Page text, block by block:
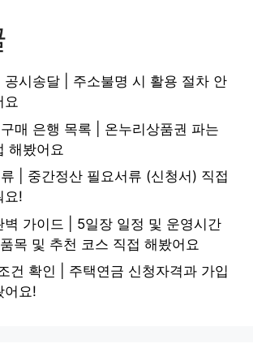
공시송달 | 주소불명 시 활용 절차 안
요
매 은행 목록 | 온누리상품권 파는
해봤어요
| 중간정산 필요서류 (신청서) 직접
요!
벽 가이드 | 5일장 일정 및 운영시간
목 및 추천 코스 직접 해봤어요
건 확인 | 주택연금 신청자격과 가입
어요!